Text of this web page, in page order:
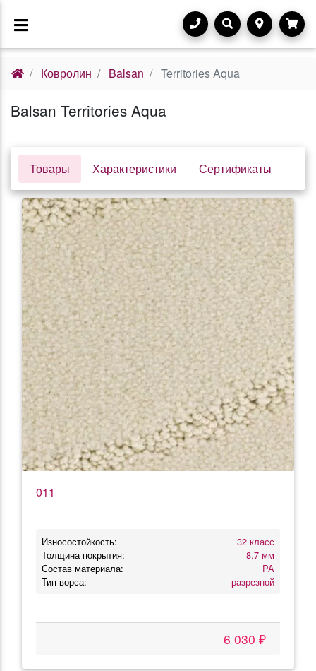
Ковролин Balsan Territories Aqua
Balsan Territories Aqua
Товары Характеристики Сертификаты
011
Износостойкость:
32 класс
Толщина покрытия:
8.7 мм
Состав материала:
PA
Тип ворса:
разрезной
6 030 ₽